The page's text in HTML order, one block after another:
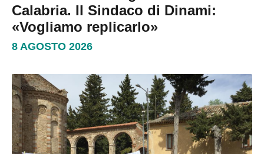
Calabria. Il Sindaco di Dinami:
«Vogliamo replicarlo»
8 AGOSTO 2026